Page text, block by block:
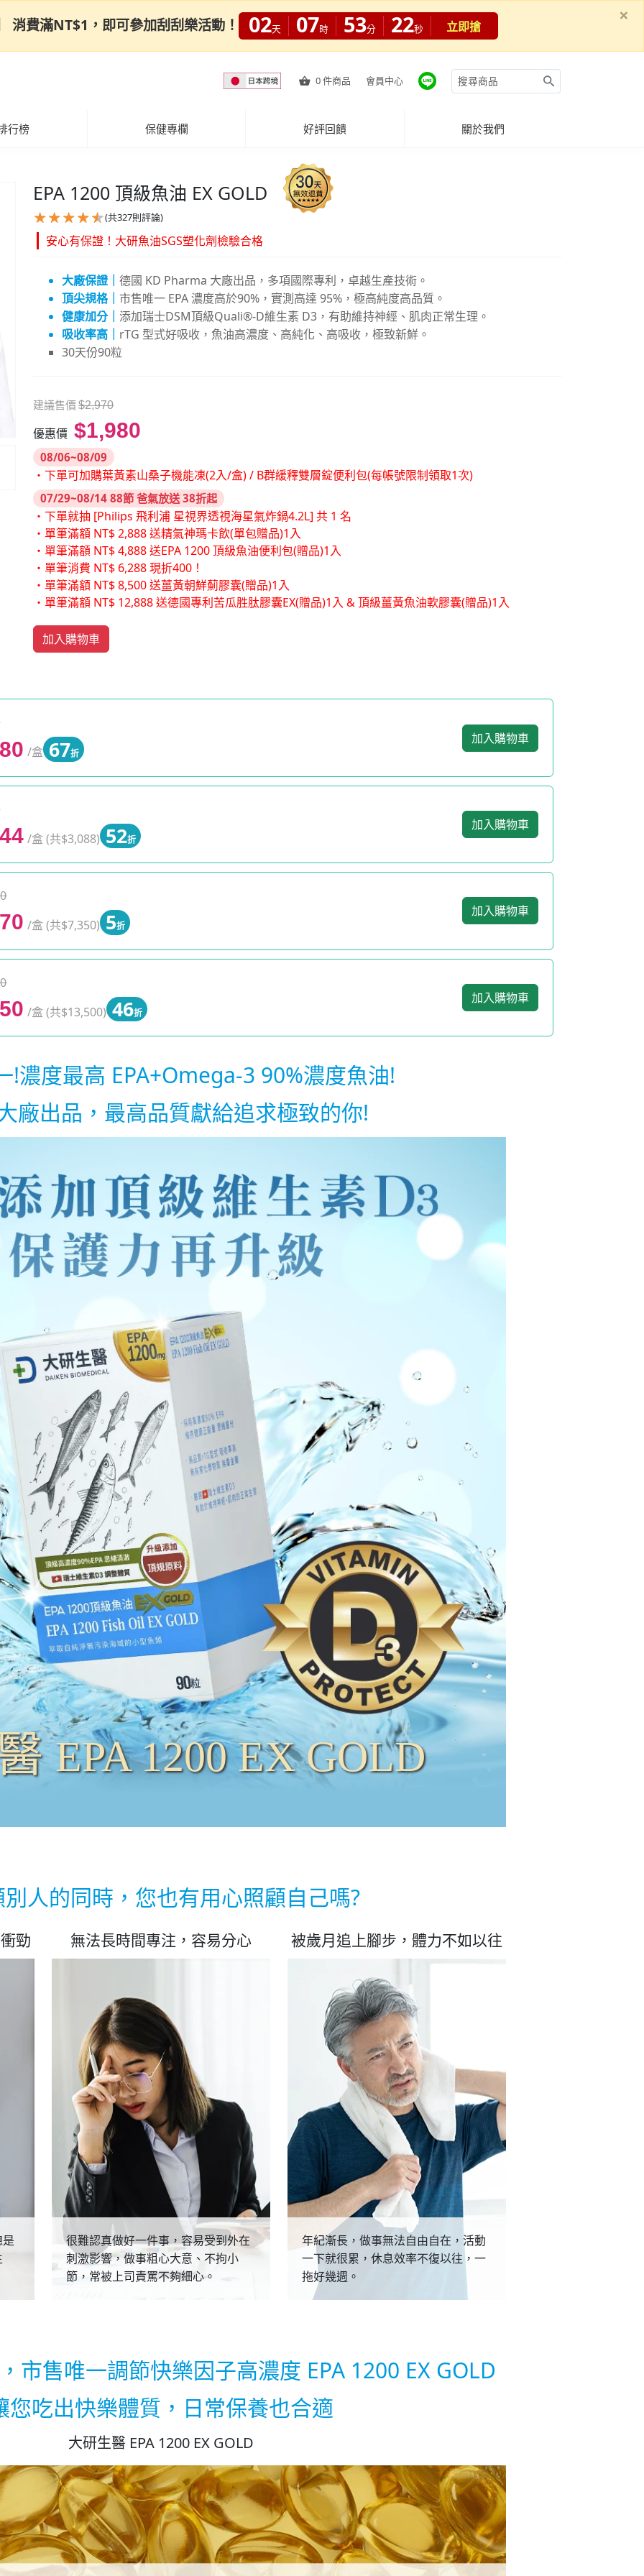
0件商品 會員中心
行榜 保健專欄 好評回饋 關於我們
EPA 1200 頂級魚油 EX GOLD
(共327則評論)
安心有保證！大研魚油SGS塑化劑檢驗合格
大廠保證｜ 德國 KD Pharma 大廠出品，多項國際專利，卓越生產技術。
頂尖規格｜ 市售唯一 EPA 濃度高於90%，實測高達 95%，極高純度高品質。
健康加分｜ 添加瑞士DSM頂級Quali®-D維生素 D3，有助維持神經、肌肉正常生理。
吸收率高｜ rTG 型式好吸收，魚油高濃度、高純化、高吸收，極致新鮮。
30天份90粒
建議售價 $2,970
優惠價 $1,980
08/06~08/09
・下單可加購葉黃素山桑子機能凍(2入/盒) / B群緩釋雙層錠便利包(每帳號限制領取1次)
07/29~08/14 88節 爸氣放送 38折起
・下單就抽 [Philips 飛利浦 星視界透視海星氣炸鍋4.2L] 共 1 名
・單筆滿額 NT$ 2,888 送精氣神瑪卡飲(單包贈品)1入
・單筆滿額 NT$ 4,888 送EPA 1200 頂級魚油便利包(贈品)1入
・單筆消費 NT$ 6,288 現折400！
・單筆滿額 NT$ 8,500 送薑黃朝鮮薊膠囊(贈品)1入
・單筆滿額 NT$ 12,888 送德國專利苦瓜胜肽膠囊EX(贈品)1入 & 頂級薑黃魚油軟膠囊(贈品)1入
加入購物車
/盒 67折
加入購物車
/盒 (共$3,088) 52折
加入購物車
/盒 (共$7,350) 5折
加入購物車
/盒 (共$13,500) 46折
加入購物車
!濃度最高 EPA+Omega-3 90%濃度魚油!
廠出品，最高品質獻給追求極致的你!
EPA 1200 EX GOLD
人的同時，您也有用心照顧自己嗎?
勁 無法長時間專注，容易分心
很難認真做好一件事，容易受到外在
刺激影響，做事粗心大意、不拘小
節，常被上司責罵不夠細心。
被歲月追上腳步，體力不如以往
年紀漸長，做事無法自由自在，活動
一下就很累，休息效率不復以往，一
拖好幾週。
市售唯一調節快樂因子高濃度 EPA 1200 EX GOLD
您吃出快樂體質，日常保養也合適
大研生醫 EPA 1200 EX GOLD
費滿NT$1，即可參加刮刮樂活動！ 02天 07時 53分 20秒 立即搶
×